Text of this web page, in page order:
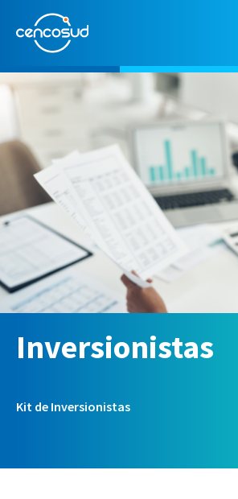
Inversionistas
Kit de Inversionistas